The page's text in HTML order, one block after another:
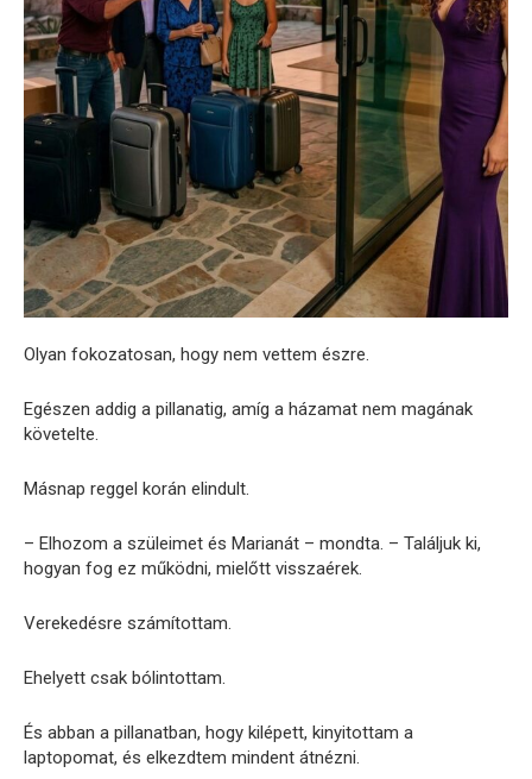
Olyan fokozatosan, hogy nem vettem észre.
Egészen addig a pillanatig, amíg a házamat nem magának
követelte.
Másnap reggel korán elindult.
– Elhozom a szüleimet és Marianát – mondta. – Találjuk ki,
hogyan fog ez működni, mielőtt visszaérek.
Verekedésre számítottam.
Ehelyett csak bólintottam.
És abban a pillanatban, hogy kilépett, kinyitottam a
laptopomat, és elkezdtem mindent átnézni.